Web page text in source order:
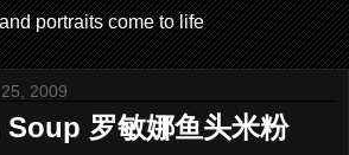
portraits come to life
2009
罗敏娜鱼头米粉